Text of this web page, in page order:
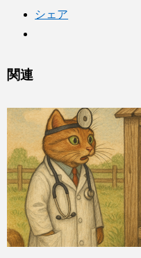
シェア
関連